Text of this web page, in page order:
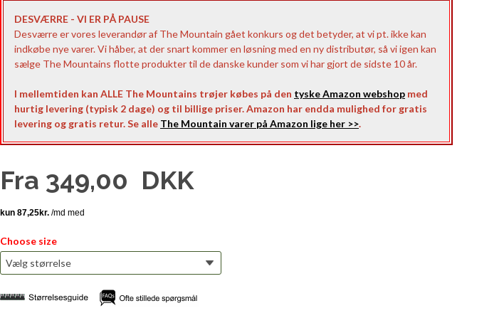
DESVÆRRE - VI ER PÅ PAUSE
Desværre er vores leverandør af The Mountain gået konkurs og det betyder, at vi pt. ikke kan
indkøbe nye varer. Vi håber, at der snart kommer en løsning med en ny distributør, så vi igen kan
sælge The Mountains flotte produkter til de danske kunder som vi har gjort de sidste 10 år.
I mellemtiden kan ALLE The Mountains trøjer købes på den tyske Amazon webshop med
hurtig levering (typisk 2 dage) og til billige priser. Amazon har endda mulighed for gratis
levering og gratis retur. Se alle The Mountain varer på Amazon lige her >>.
Fra 349,00 DKK
Choose size